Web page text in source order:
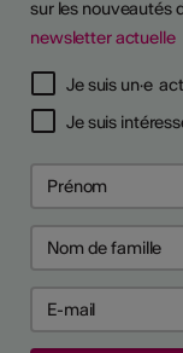
D'ARTISTES
sur les nouveautés
newsletter actuelle
Je suis un·e
Je suis